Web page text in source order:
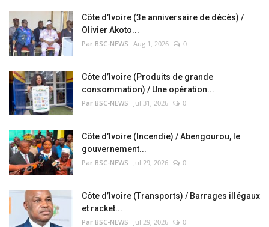
Côte d’Ivoire (3e anniversaire de décès) /
Olivier Akoto...
Par BSC-NEWS Aug 1, 2026 0
Côte d’Ivoire (Produits de grande
consommation) / Une opération...
Par BSC-NEWS Jul 31, 2026 0
Côte d’Ivoire (Incendie) / Abengourou, le
gouvernement...
Par BSC-NEWS Jul 29, 2026 0
Côte d’Ivoire (Transports) / Barrages illégaux
et racket...
Par BSC-NEWS Jul 29, 2026 0